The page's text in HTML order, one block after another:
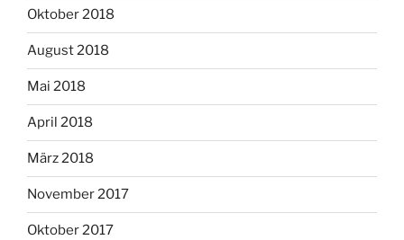
Oktober 2018
August 2018
Mai 2018
April 2018
März 2018
November 2017
Oktober 2017